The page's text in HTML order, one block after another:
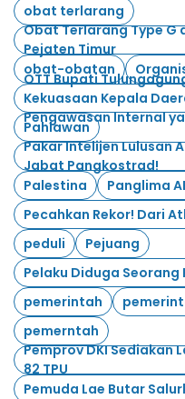
obat terlarang
Obat Terlarang Type G
Pejaten Timur
obat-obatan
OTT Bupati
Kekuasaan Kepala
Pengawasan Internal
Pahlawan
Pakar Intelijen Lulusan
Jabat Pangkostrad!
Palestina
Panglima
Pecahkan Rekor! Dari
peduli
Pejuang
Pelaku Diduga Seorang
pemerintah
pemerntah
Pemprov DKI Sediakan
82 TPU
Pemuda Lae Butar